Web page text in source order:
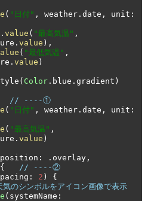
( "日付" , weather . date , unit :
. value ( "最高気温" ,
. value ),
( "最低気温" ,
. value )
( Color . blue . gradient )
// ----①
( "日付" , weather . date , unit :
( "最高気温" ,
. value )
position : . overlay ,
{
// ----②
: 2 )
{
のシンボルをアイコン画像で表示
( systemName :